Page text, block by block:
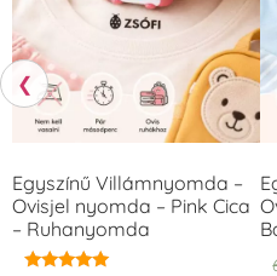
❮
Egyszínű Villámnyomda –
Ovisjel nyomda – Pink Cica
– Ruhanyomda